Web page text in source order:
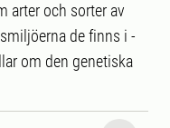
arter och sorter av
de finns i -
om den genetiska